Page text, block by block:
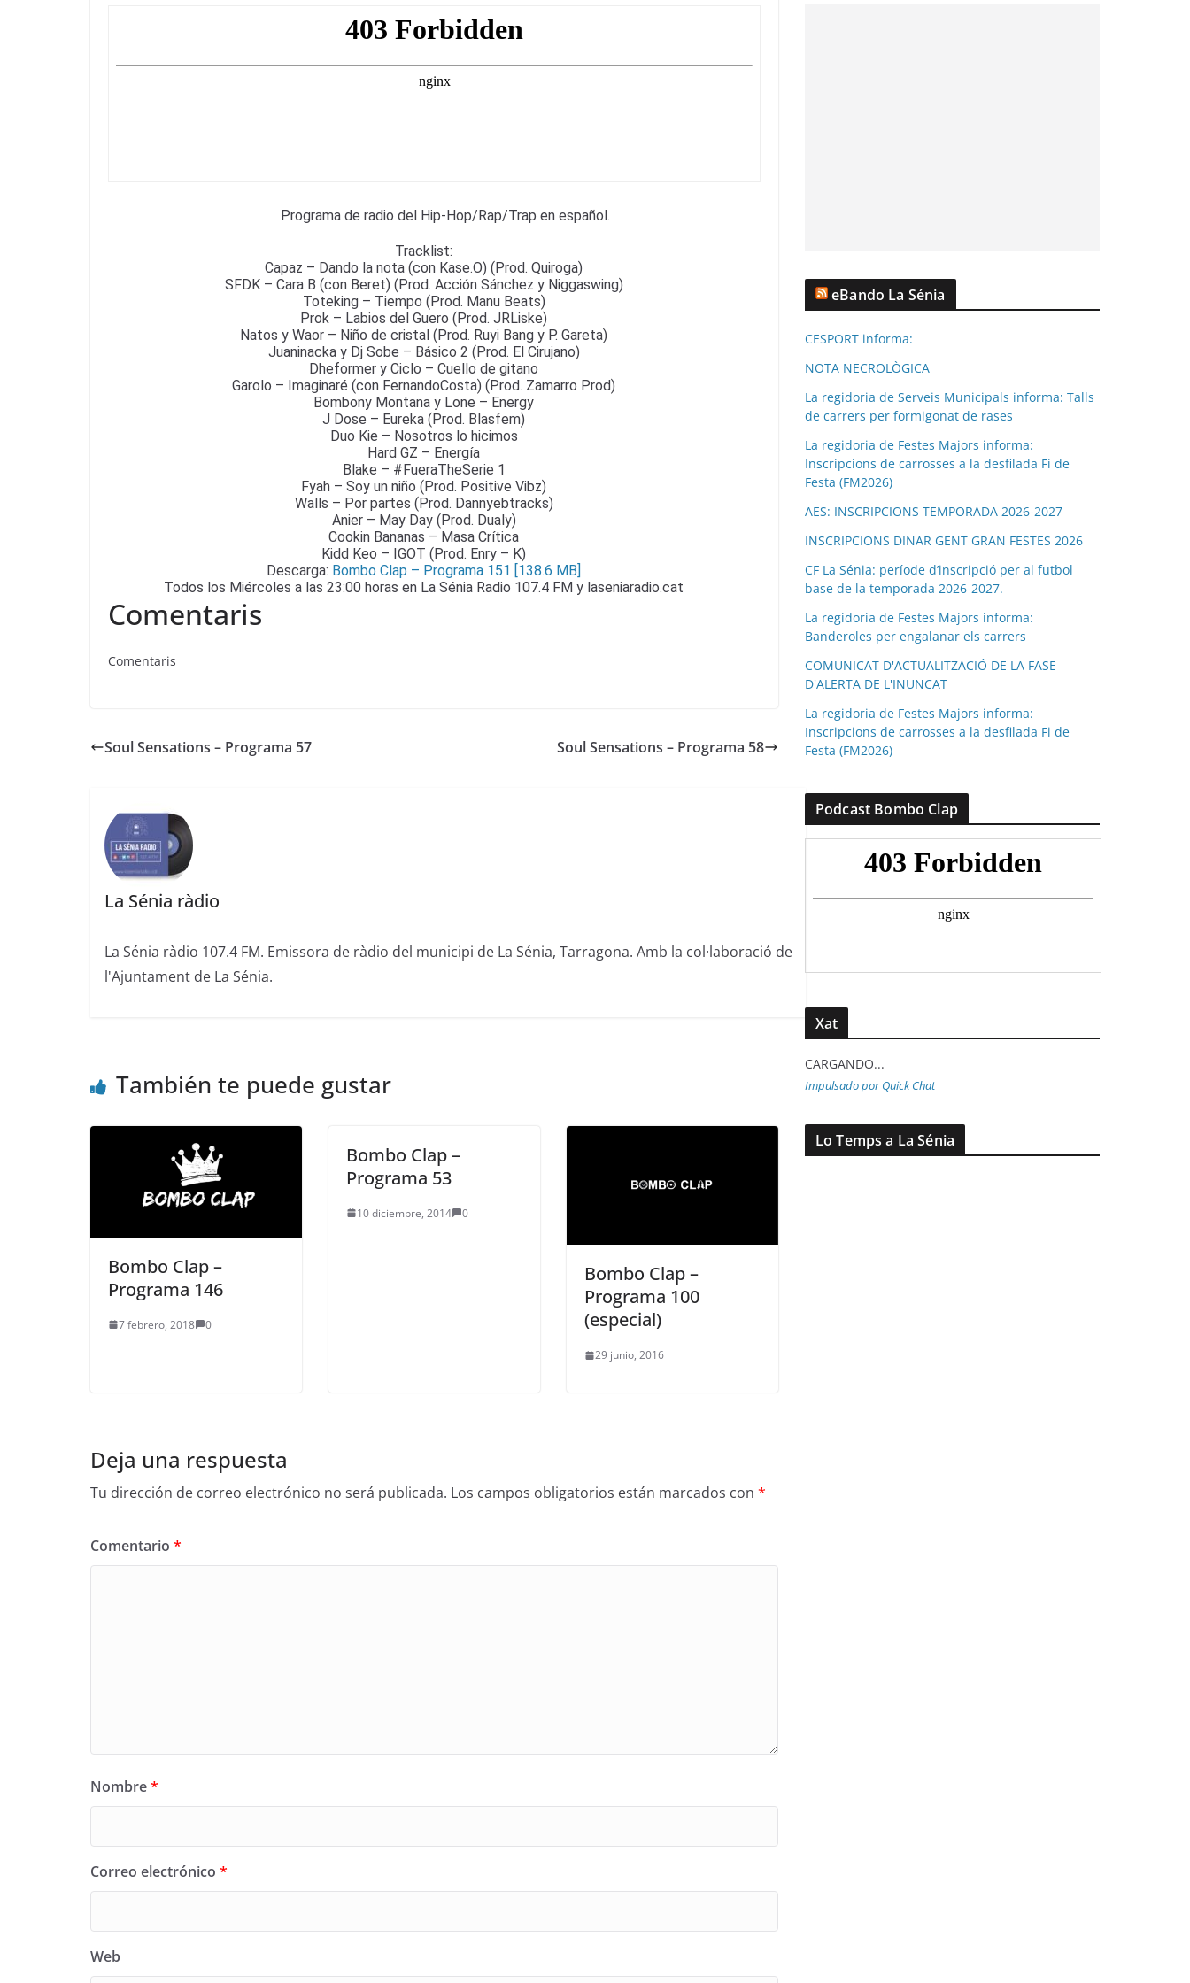
b a A
Programa de radio del Hip-Hop/Rap/Trap en español.
Tracklist:
Capaz – Dando la nota (con Kase.O) (Prod. Quiroga)
SFDK – Cara B (con Beret) (Prod. Acción Sánchez y Niggaswing)
Toteking – Tiempo (Prod. Manu Beats)
Prok – Labios del Guero (Prod. JRLiske)
Natos y Waor – Niño de cristal (Prod. Ruyi Bang y P. Gareta)
Juaninacka y Dj Sobe – Básico 2 (Prod. El Cirujano)
Dheformer y Ciclo – Cuello de gitano
Garolo – Imaginaré (con FernandoCosta) (Prod. Zamarro Prod)
Bombony Montana y Lone – Energy
J Dose – Eureka (Prod. Blasfem)
Duo Kie – Nosotros lo hicimos
Hard GZ – Energía
Blake – #FueraTheSerie 1
Fyah – Soy un niño (Prod. Positive Vibz)
Walls – Por partes (Prod. Dannyebtracks)
Anier – May Day (Prod. Dualy)
Cookin Bananas – Masa Crítica
Kidd Keo – IGOT (Prod. Enry – K)
Descarga: Bombo Clap – Programa 151 [138.6 MB]
Todos los Miércoles a las 23:00 horas en La Sénia Radio 107.4 FM y laseniaradio.cat
Comentaris
Comentaris
Soul Sensations – Programa 57 Soul Sensations – Programa 58
La Sénia ràdio
La Sénia ràdio 107.4 FM. Emissora de ràdio del municipi de La Sénia, Tarragona. Amb la col·laboració de
l'Ajuntament de La Sénia.
También te puede gustar
Bombo Clap –
Programa 146
7 febrero, 2018 0
Bombo Clap –
Programa 53
10 diciembre, 2014 0
Bombo Clap –
Programa 100
(especial)
29 junio, 2016
Deja una respuesta
Tu dirección de correo electrónico no será publicada. Los campos obligatorios están marcados con *
Comentario *
Nombre*
Correo electrónico *
Web
eBando La Sénia
CESPORT informa:
NOTA NECROLÒGICA
La regidoria de Serveis Municipals informa: Talls
de carrers per formigonat de rases
La regidoria de Festes Majors informa:
Inscripcions de carrosses a la desfilada Fi de
Festa (FM2026)
AES: INSCRIPCIONS TEMPORADA 2026-2027
INSCRIPCIONS DINAR GENT GRAN FESTES 2026
CF La Sénia: període d’inscripció per al futbol
base de la temporada 2026-2027.
La regidoria de Festes Majors informa:
Banderoles per engalanar els carrers
COMUNICAT D'ACTUALITZACIÓ DE LA FASE
D'ALERTA DE L'INUNCAT
La regidoria de Festes Majors informa:
Inscripcions de carrosses a la desfilada Fi de
Festa (FM2026)
Podcast Bombo Clap
Xat
CARGANDO...
Impulsado por Quick Chat
Lo Temps a La Sénia